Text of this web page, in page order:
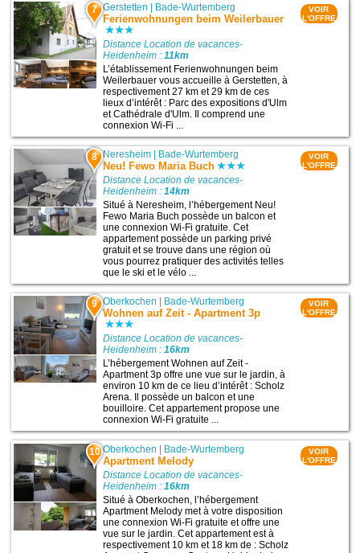
7 Gerstetten Bade-Wurtemberg
Ferienwohnungen beim Weilerbauer
Distance Location de vacances-
Heidenheim :11km
L’établissement Ferienwohnungen beim
Weilerbauer vous accueille à Gerstetten, à
respectivement 27 km et 29 km de ces
lieux d’intérêt : Parc des expositions d'Ulm
et Cathédrale d'Ulm. Il comprend une
connexion Wi-Fi ...
VOIR
L'OFFRE
8 Neresheim Bade-Wurtemberg
Neu! Fewo Maria Buch
Distance Location de vacances-
Heidenheim :14km
Situé à Neresheim, l’hébergement Neu!
Fewo Maria Buch possède un balcon et
une connexion Wi-Fi gratuite. Cet
appartement possède un parking privé
gratuit et se trouve dans une région où
vous pourrez pratiquer des activités telles
que le ski et le vélo ...
VOIR
L'OFFRE
9 Oberkochen Bade-Wurtemberg
Wohnen auf Zeit - Apartment 3p
Distance Location de vacances-
Heidenheim :16km
L’hébergement Wohnen auf Zeit -
Apartment 3p offre une vue sur le jardin, à
environ 10 km de ce lieu d’intérêt : Scholz
Arena. Il possède un balcon et une
bouilloire. Cet appartement propose une
connexion Wi-Fi gratuite ...
VOIR
L'OFFRE
10 Oberkochen | Bade-Wurtemberg
Apartment Melody
Distance Location de vacances-
Heidenheim :16km
Situé à Oberkochen, l’hébergement
Apartment Melody met à votre disposition
une connexion Wi-Fi gratuite et offre une
vue sur le jardin. Cet appartement est à
respectivement 10 km et 18 km de : Scholz
VOIR
L'OFFRE